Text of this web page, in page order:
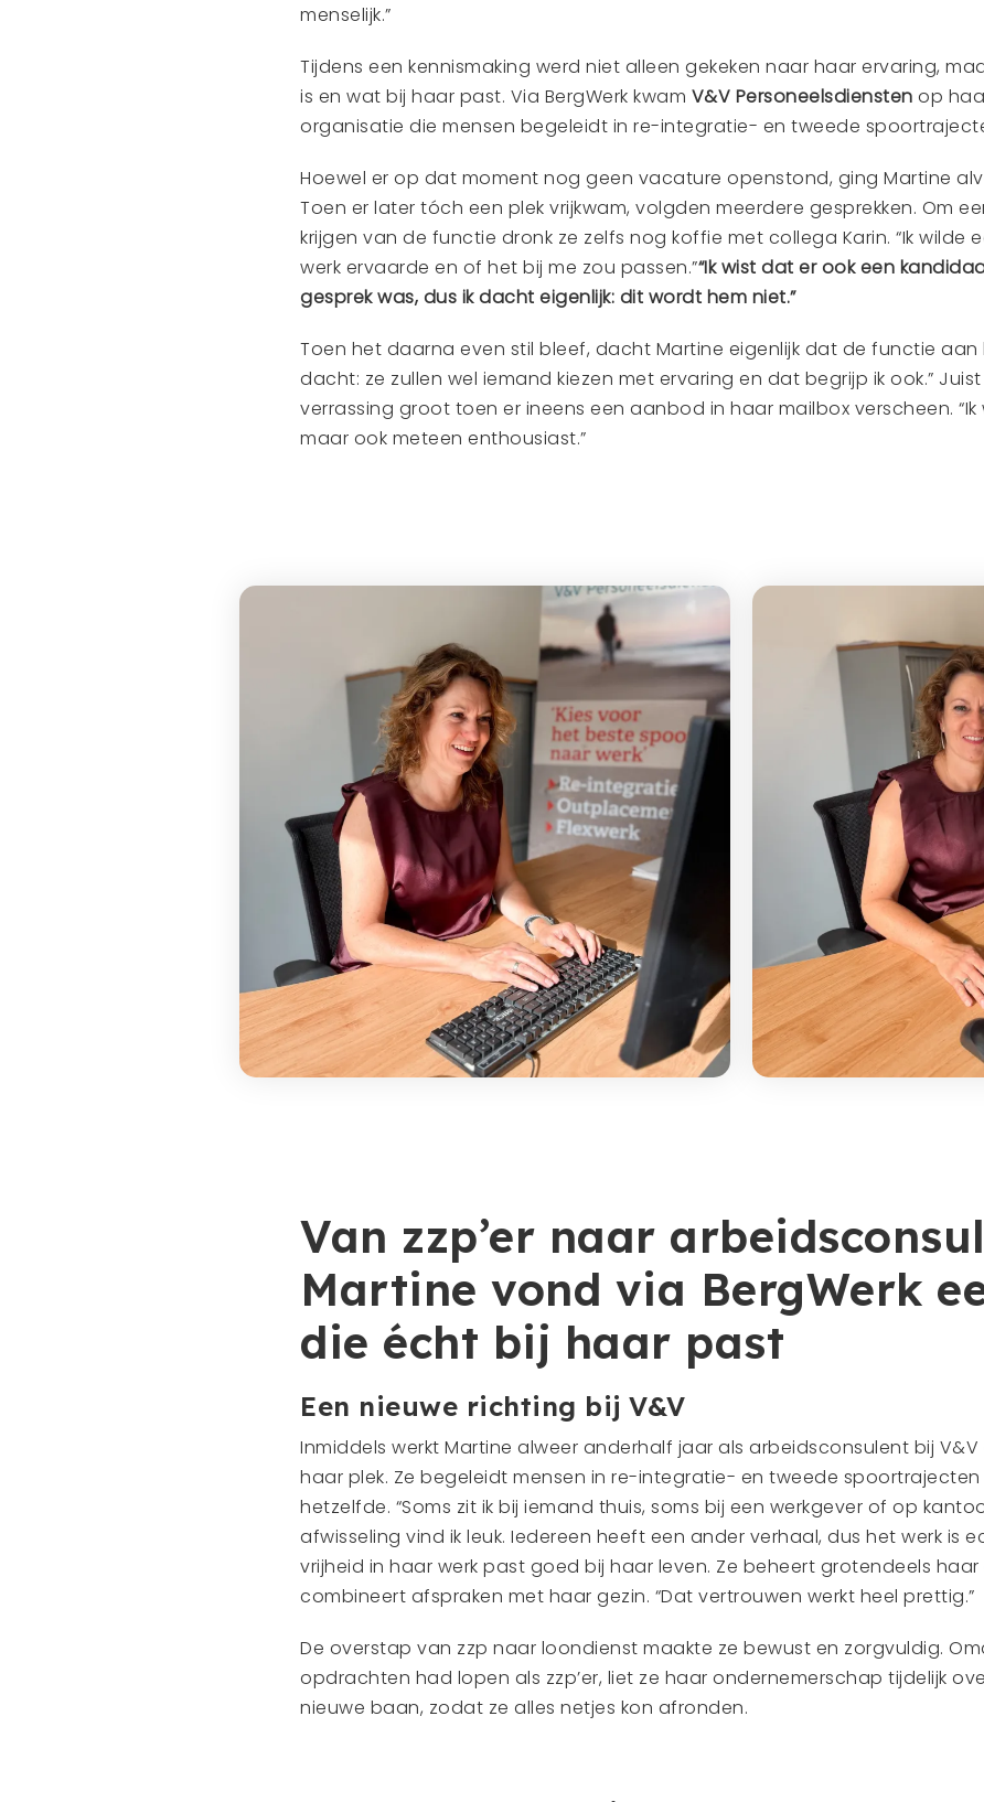
menselijk.”
Tijdens een kennismaking werd niet alleen gekeken naar haar ervaring,
is en wat bij haar past. Via BergWerk kwam V&V Personeelsdiensten op
organisatie die mensen begeleidt in re-integratie- en tweede
Hoewel er op dat moment nog geen vacature openstond, ging Martine
Toen er later tóch een plek vrijkwam, volgden meerdere gesprekken. Om
krijgen van de functie dronk ze zelfs nog koffie met collega Karin. “Ik wilde
werk ervaarde en of het bij me zou passen.”“Ik wist dat er ook een
gesprek was, dus ik dacht eigenlijk: dit wordt hem niet.”
Toen het daarna even stil bleef, dacht Martine eigenlijk dat de functie aan
dacht: ze zullen wel iemand kiezen met ervaring en dat begrijp ik ook.”
verrassing groot toen er ineens een aanbod in haar mailbox verscheen.
maar ook meteen enthousiast.”
Van zzp’er naar
Martine vond via BergWerk
die écht bij haar past
Een nieuwe richting bij V&V
Inmiddels werkt Martine alweer anderhalf jaar als arbeidsconsulent bij
haar plek. Ze begeleidt mensen in re-integratie- en tweede
hetzelfde. “Soms zit ik bij iemand thuis, soms bij een werkgever of op
afwisseling vind ik leuk. Iedereen heeft een ander verhaal, dus het werk is
vrijheid in haar werk past goed bij haar leven. Ze beheert grotendeels
combineert afspraken met haar gezin. “Dat vertrouwen werkt heel prettig.”
De overstap van zzp naar loondienst maakte ze bewust en zorgvuldig.
opdrachten had lopen als zzp’er, liet ze haar ondernemerschap tijdelijk
nieuwe baan, zodat ze alles netjes kon afronden.